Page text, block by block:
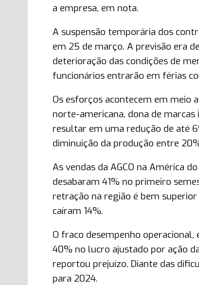
a empresa, em nota.
A suspensão temporária dos
em 25 de março. A previsão era
deterioração das condições de
funcionários entrarão em férias
Os esforços acontecem em meio
norte-americana, dona de
resultar em uma redução de até
diminuição da produção entre
As vendas da AGCO na América
desabaram 41% no primeiro
retração na região é bem
caíram 14%.
O fraco desempenho
40% no lucro ajustado por ação
reportou prejuízo. Diante das
para 2024.